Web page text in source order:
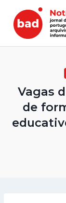
content
Vagas
de